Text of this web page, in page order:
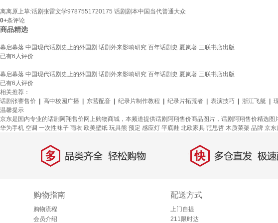
离离原上草:话剧张雷文学9787551720175 话剧剧本中国当代普通大众
0+条评论
商品精选
幕启幕落 中国现代话剧史上的外国剧 话剧外来影响研究 百年话剧史 夏岚著 三联书店出版
已有6 人评价
幕启幕落 中国现代话剧史上的外国剧 话剧外来影响研究 百年话剧史 夏岚著 三联书店出版
已有6 人评价
相关推荐：
话剧张謇售价
高中校园广播 东营配音 纪录片制作教程 纪录片拓荒者 表演技巧 浙江飞艇
温馨提示
京东是国内专业的话剧阿翔售价网上购物商城，本频道提供话剧阿翔售价商品图片，话剧阿翔售价精选
华为手机 空调 一次性袜子 雨衣 欧美壁纸 玩具熊 预定 感应灯 平底鞋 北欧家具 范思哲 木质菜架 品牌 京东
多 品类齐全，轻松购物 快 多仓直发，极速
购物指南
购物流程
会员介绍
配送方式
上门自提
211限时达